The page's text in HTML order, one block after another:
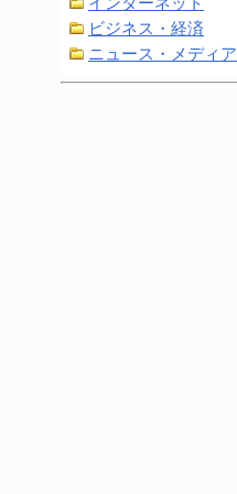
ビジネス・経済
ニュース・メディア